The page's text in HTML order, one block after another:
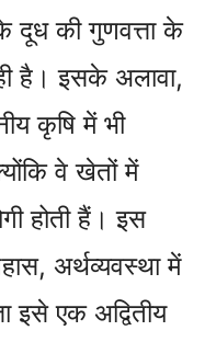
दूध की गुणवत्ता के
है। इसके अलावा,
कृषि में भी
वे खेतों में
होती हैं। इस
अर्थव्यवस्था में
इसे एक अद्वितीय